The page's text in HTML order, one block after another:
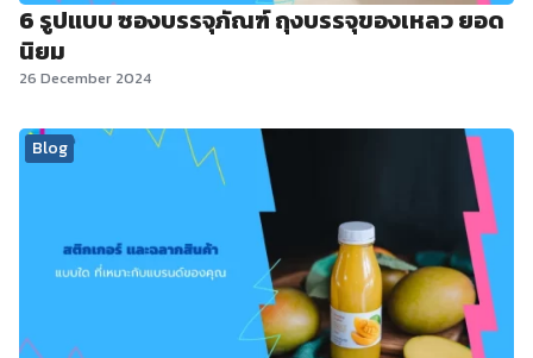
6 รูปแบบ ซองบรรจุภัณฑ์ ถุงบรรจุของเหลว ยอด
นิยม
26 December 2024
Blog